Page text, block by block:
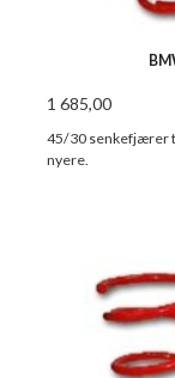
1 685,00
45/30 senkefjærer
nyere.